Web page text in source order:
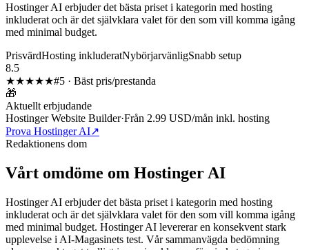
Hostinger AI erbjuder det bästa priset i kategorin med hosting
inkluderat och är det självklara valet för den som vill komma igång
med minimal budget.
PrisvärdHosting inkluderatNybörjarvänligSnabb setup
8.5
★★★★★#5 · Bäst pris/prestanda
🎁
Aktuellt erbjudande
Hostinger Website Builder·Från 2.99 USD/mån inkl. hosting
Prova Hostinger AI↗
Redaktionens dom
Vårt omdöme om Hostinger AI
Hostinger AI erbjuder det bästa priset i kategorin med hosting
inkluderat och är det självklara valet för den som vill komma igång
med minimal budget. Hostinger AI levererar en konsekvent stark
upplevelse i AI-Magasinets test. Vår sammanvägda bedömning